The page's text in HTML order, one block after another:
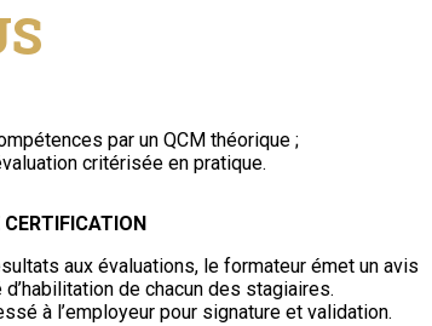
par un QCM théorique ;
critérisée en pratique.
aux évaluations, le formateur émet un avis
de chacun des stagiaires.
à l’employeur pour signature et validation.